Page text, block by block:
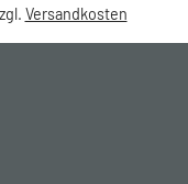
Versandkosten